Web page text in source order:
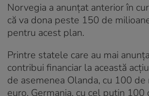
Norvegia a anunţat anterior în
că va dona peste 150 de
pentru acest plan.
Printre statele care au mai
contribui financiar la această
de asemenea Olanda, cu 100
euro, Germania, cu cel puţin 100